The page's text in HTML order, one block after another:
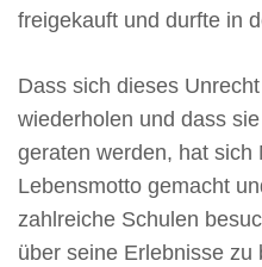
freigekauft und durfte in
Dass sich dieses
wiederholen und dass
geraten werden, hat sich
Lebensmotto gemacht
zahlreiche Schulen
über seine Erlebnisse zu